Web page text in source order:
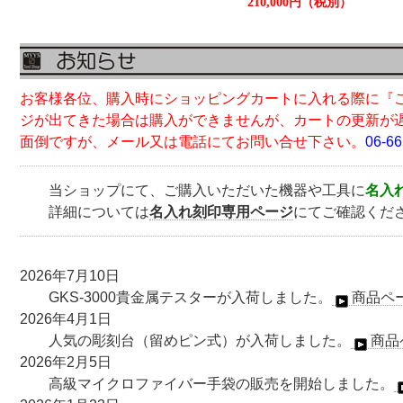
お客様各位、購入時にショッピングカートに入れる際に
ジが出てきた場合は購入ができませんが、カートの更新
面倒 ですが、メール又は電話にてお問い合せ下さい。 06-
当ショップにて、ご購入いただいた機器や工具に名入
詳細については名入れ刻印専用ページにてご確認くだ
2026年7月10日
GKS-3000貴金属テスターが入荷しました。
商品ペ
2026年4月1日
人気の彫刻台（留めピン式）が入荷しました。
商品
2026年2月5日
高級マイクロファイバー手袋の販売を開始しました。